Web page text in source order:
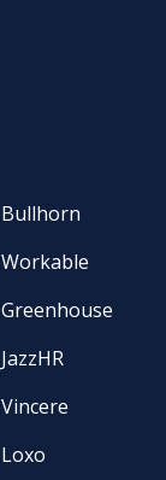
Bullhorn
Workable
Greenhouse